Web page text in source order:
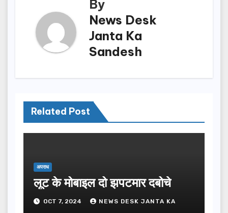
By
News Desk
Janta Ka
Sandesh
Related Post
अपराध
लूट के मोबाइल दो झपटमार दबोचे
OCT 7, 2024 NEWS DESK JANTA KA